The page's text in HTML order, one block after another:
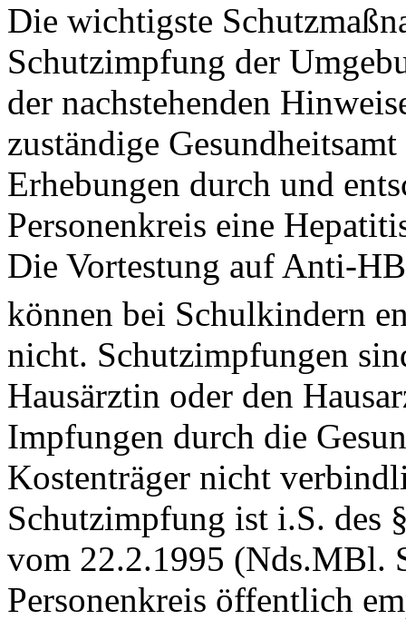
Die wichtigste
Schutzimpfung der
der nachstehenden
zuständige
Erhebungen durch und
Personenkreis eine
Die Vortestung auf Anti-HB
können bei Schulkindern
nicht. Schutzimpfungen
Hausärztin oder den
Impfungen durch die
Kostenträger nicht
Schutzimpfung ist i.S. des
vom 22.2.1995 (Nds.MBl.
Personenkreis öffentlich